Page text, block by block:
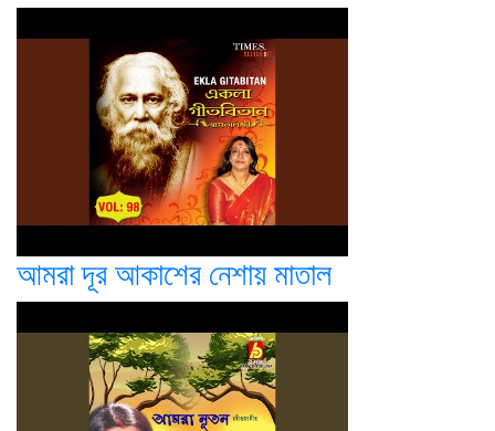
আমরা দূর আকাশের নেশায় মাতাল